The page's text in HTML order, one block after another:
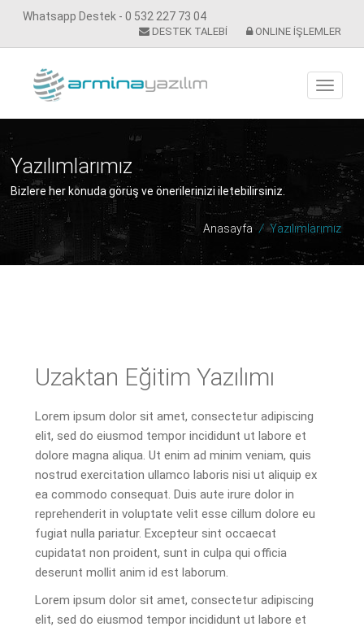
Whatsapp Destek - 0 532 227 73 04
DESTEK TALEBİ ONLINE İŞLEMLER
Yazılımlarımız
Bizlere her konuda görüş ve önerilerinizi iletebilirsiniz.
Anasayfa / Yazılımlarımız
Uzaktan Eğitim Yazılımı
Lorem ipsum dolor sit amet, consectetur adipiscing
elit, sed do eiusmod tempor incididunt ut labore et
dolore magna aliqua. Ut enim ad minim veniam, quis
nostrud exercitation ullamco laboris nisi ut aliquip ex
ea commodo consequat. Duis aute irure dolor in
reprehenderit in voluptate velit esse cillum dolore eu
fugiat nulla pariatur. Excepteur sint occaecat
cupidatat non proident, sunt in culpa qui officia
deserunt mollit anim id est laborum.
Lorem ipsum dolor sit amet, consectetur adipiscing
elit, sed do eiusmod tempor incididunt ut labore et